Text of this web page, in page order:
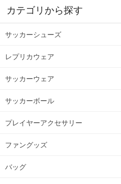
カテゴリから探す
サッカーシューズ
レプリカウェア
サッカーウェア
サッカーボール
プレイヤーアクセサリー
ファングッズ
バッグ